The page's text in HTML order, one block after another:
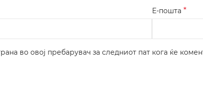
Е-пошта *
во овој пребарувач за следниот пат кога ќе